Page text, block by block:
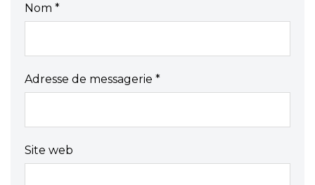
Nom *
Adresse de messagerie *
Site web